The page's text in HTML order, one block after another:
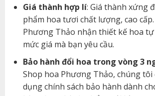
Giá thành hợp lí: Giá thành xứng
phẩm hoa tươi chất lượng, cao
Phương Thảo nhận thiết kế hoa
mức giá mà bạn yêu cầu.
Bảo hành đổi hoa trong vòng 3
Shop hoa Phương Thảo, chúng tôi
dụng chính sách bảo hành dành